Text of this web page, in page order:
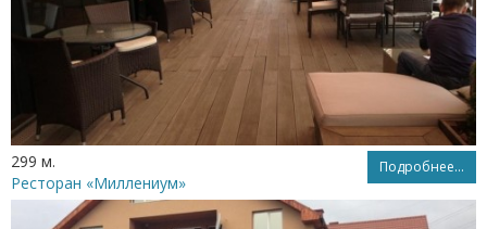
299 м. Подробнее...
Ресторан «Миллениум»